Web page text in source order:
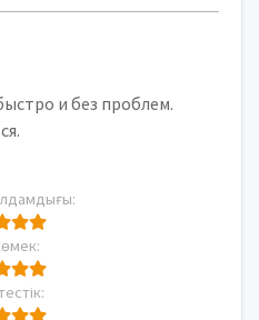
и без проблем.